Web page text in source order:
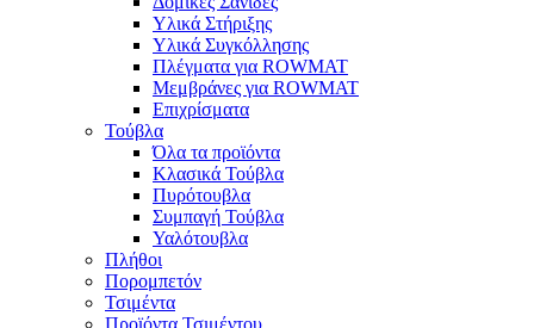
Υλικά Στήριξης
Υλικά Συγκόλλησης
Πλέγματα για ROWMAT
Μεμβράνες για ROWMAT
Επιχρίσματα
Τούβλα
Όλα τα προϊόντα
Κλασικά Τούβλα
Πυρότουβλα
Συμπαγή Τούβλα
Υαλότουβλα
Πλήθοι
Πορομπετόν
Τσιμέντα
Προϊόντα Τσιμέντου